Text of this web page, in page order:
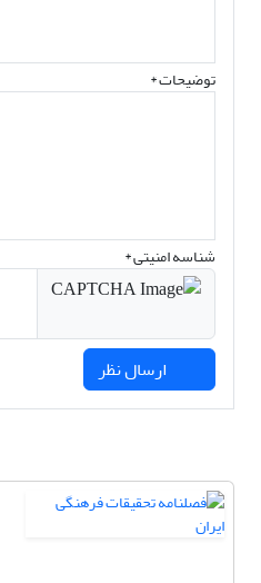
توضیحات *
شناسه امنیتی *